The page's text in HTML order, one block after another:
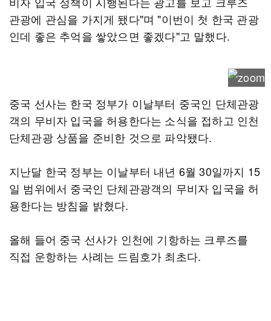
관광에 관심을 가지게 됐다"며 "이번이 첫 한국 관광
인데 좋은 추억을 쌓았으면 좋겠다"고 말했다.
중국 선사는 한국 정부가 이날부터 중국인 단체관광
객의 무비자 입국을 허용한다는 소식을 접하고 인천
단체관광 상품을 준비한 것으로 파악됐다.
지난달 한국 정부는 이날부터 내년 6월 30일까지 15
일 범위에서 중국인 단체관광객의 무비자 입국을 허
용한다는 방침을 밝혔다.
올해 들어 중국 선사가 인천에 기항하는 크루즈를
직접 운항하는 사례는 드림호가 최초다.